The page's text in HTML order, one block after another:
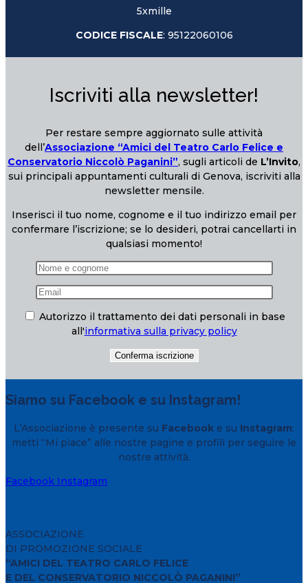
5xmille
CODICE FISCALE: 95122060106
Iscriviti alla newsletter!
Per restare sempre aggiornato sulle attività
dell’Associazione “Amici del Teatro Carlo Felice e
Conservatorio Niccolò Paganini”, sugli articoli de L’Invito,
sui principali appuntamenti culturali di Genova, iscriviti alla
newsletter mensile.
Inserisci il tuo nome, cognome e il tuo indirizzo email per
confermare l’iscrizione; se lo desideri, potrai cancellarti in
qualsiasi momento!
Autorizzo il trattamento dei dati personali in base
all'informativa sulla privacy policy
Siamo su Facebook e su Instagram!
L’Associazione è presente su Facebook e su Instagram:
metti “Mi piace” alle nostre pagine e profili per seguire le
nostre attività.
Facebook Instagram
ASSOCIAZIONE
DI PROMOZIONE SOCIALE
“AMICI DEL TEATRO CARLO FELICE
E DEL CONSERVATORIO NICCOLÒ PAGANINI”